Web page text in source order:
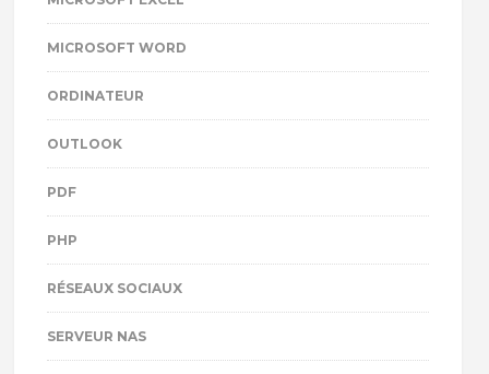
MICROSOFT WORD
ORDINATEUR
OUTLOOK
PDF
PHP
RÉSEAUX SOCIAUX
SERVEUR NAS